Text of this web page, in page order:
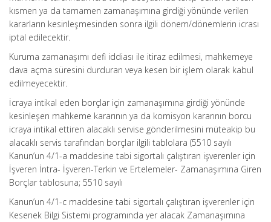
kısmen ya da tamamen zamanaşımına girdiği yönünde verilen
kararların kesinleşmesinden sonra ilgili dönem/dönemlerin icrası
iptal edilecektir.
Kuruma zamanaşımı defi iddiası ile itiraz edilmesi, mahkemeye
dava açma süresini durduran veya kesen bir işlem olarak kabul
edilmeyecektir.
İcraya intikal eden borçlar için zamanaşımına girdiği yönünde
kesinleşen mahkeme kararının ya da komisyon kararının borcu
icraya intikal ettiren alacaklı servise gönderilmesini müteakip bu
alacaklı servis tarafından borçlar ilgili tablolara (5510 sayılı
Kanun’un 4/1-a maddesine tabi sigortalı çalıştıran işverenler için
İşveren İntra- İşveren-Terkin ve Ertelemeler- Zamanaşımına Giren
Borçlar tablosuna; 5510 sayılı
Kanun’un 4/1-c maddesine tabi sigortalı çalıştıran işverenler için
Kesenek Bilgi Sistemi programında yer alacak Zamanaşımına